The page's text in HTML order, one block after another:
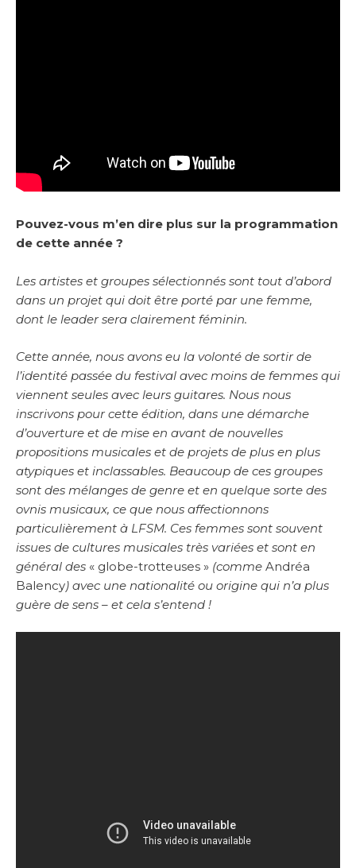
Pouvez-vous m’en dire plus sur la programmation
de cette année ?
Les artistes et groupes sélectionnés sont tout d’abord
dans un projet qui doit être porté par une femme,
dont le leader sera clairement féminin.
Cette année, nous avons eu la volonté de sortir de
l’identité passée du festival avec moins de femmes qui
viennent seules avec leurs guitares. Nous nous
inscrivons pour cette édition, dans une démarche
d’ouverture et de mise en avant de nouvelles
propositions musicales et de projets de plus en plus
atypiques et inclassables. Beaucoup de ces groupes
sont des mélanges de genre et en quelque sorte des
ovnis musicaux, ce que nous affectionnons
particulièrement à LFSM. Ces femmes sont souvent
issues de cultures musicales très variées et sont en
général des « globe-trotteuses » (comme Andréa
Balency) avec une nationalité ou origine qui n’a plus
guère de sens – et cela s’entend !